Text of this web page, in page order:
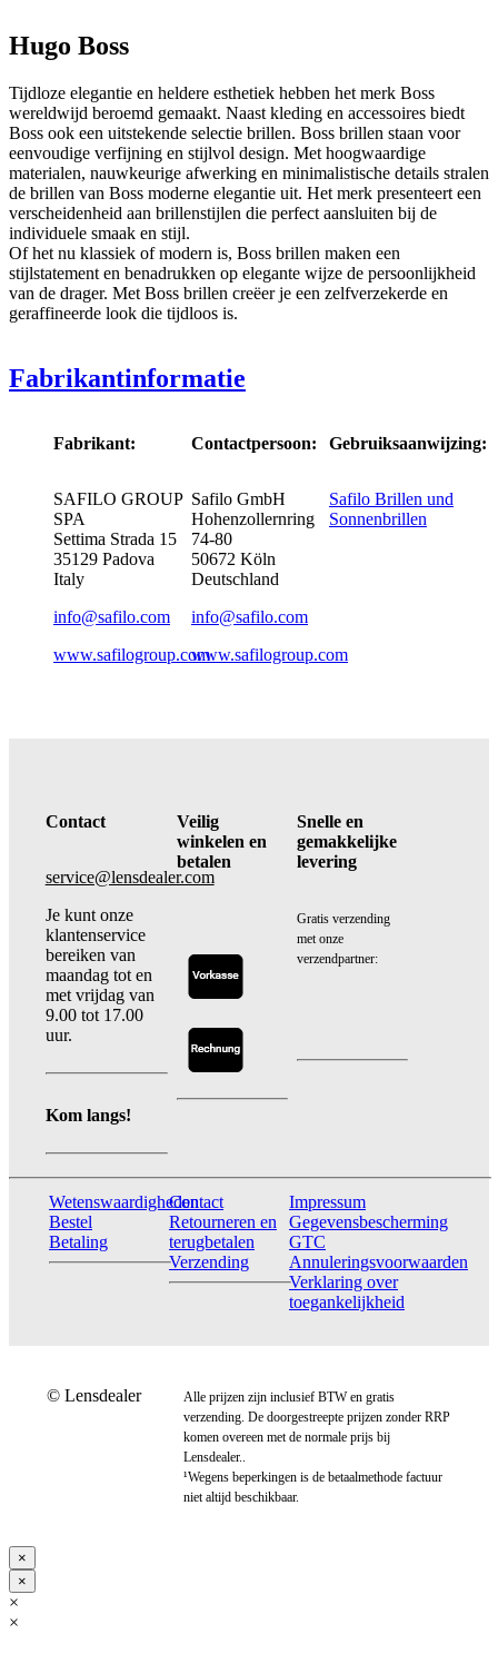
Hugo Boss
Tijdloze elegantie en heldere esthetiek hebben het merk Boss
wereldwijd beroemd gemaakt. Naast kleding en accessoires biedt
Boss ook een uitstekende selectie brillen. Boss brillen staan voor
eenvoudige verfijning en stijlvol design. Met hoogwaardige
materialen, nauwkeurige afwerking en minimalistische details stralen
de brillen van Boss moderne elegantie uit. Het merk presenteert een
verscheidenheid aan brillenstijlen die perfect aansluiten bij de
individuele smaak en stijl.
Of het nu klassiek of modern is, Boss brillen maken een
stijlstatement en benadrukken op elegante wijze de persoonlijkheid
van de drager. Met Boss brillen creëer je een zelfverzekerde en
geraffineerde look die tijdloos is.
Fabrikantinformatie
Fabrikant:
SAFILO GROUP
SPA
Settima Strada 15
35129 Padova
Italy
info@safilo.com
www.safilogroup.com
Contactpersoon:
Safilo GmbH
Hohenzollernring
74-80
50672 Köln
Deutschland
info@safilo.com
www.safilogroup.com
Gebruiksaanwijzing:
Safilo Brillen und
Sonnenbrillen
Contact
service@lensdealer.com
Je kunt onze
klantenservice
bereiken van
maandag tot en
met vrijdag van
9.00 tot 17.00
uur.
Kom langs!
Veilig
winkelen en
betalen
Snelle en
gemakkelijke
levering
Gratis verzending
met onze
verzendpartner:
Wetenswaardigheden
Bestel
Betaling
Contact
Retourneren en
terugbetalen
Verzending
Impressum
Gegevensbescherming
GTC
Annuleringsvoorwaarden
Verklaring over
toegankelijkheid
© Lensdealer
Alle prijzen zijn inclusief BTW en gratis
verzending. De doorgestreepte prijzen zonder RRP
komen overeen met de normale prijs bij
Lensdealer..
¹Wegens beperkingen is de betaalmethode factuur
niet altijd beschikbaar.
×
×
×
×